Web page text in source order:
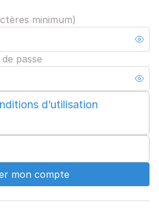
minimum)
passe
d’utilisation
mon compte